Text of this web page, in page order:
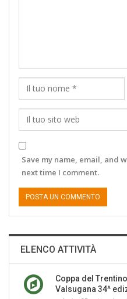
Save my name, email, and
next time I comment.
ELENCO ATTIVITÀ
Coppa del
Valsugana 34^